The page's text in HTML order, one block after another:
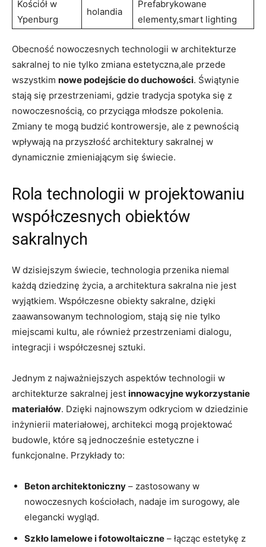
Kościół w
⁤Ypenburg
holandia
Prefabrykowane⁤
elementy,smart lighting
Obecność nowoczesnych ⁤technologii ⁤w architekturze
sakralnej to nie tylko zmiana estetyczna,ale przede
wszystkim nowe⁤ podejście do duchowości. Świątynie‍
stają się przestrzeniami, gdzie tradycja spotyka się z
nowoczesnością, co przyciąga ‌młodsze pokolenia.⁢
Zmiany te mogą budzić kontrowersje, ale z‌ pewnością
wpływają na przyszłość architektury sakralnej w ​
dynamicznie ⁤zmieniającym się ‌świecie.
Rola technologii w ‌projektowaniu
współczesnych obiektów
sakralnych
W⁣ dzisiejszym świecie, technologia przenika niemal
każdą dziedzinę życia,⁤ a architektura sakralna⁢ nie jest
wyjątkiem. Współczesne obiekty sakralne,⁢ dzięki⁤
zaawansowanym technologiom,⁤ stają ‍się nie tylko
miejscami kultu, ‌ale również ​przestrzeniami​ dialogu,
integracji i współczesnej sztuki.
Jednym z najważniejszych aspektów ⁢technologii w
architekturze sakralnej jest innowacyjne wykorzystanie
‌materiałów. Dzięki najnowszym ‍odkryciom⁢ w dziedzinie
inżynierii ⁢materiałowej, architekci mogą projektować⁤
budowle, które są jednocześnie estetyczne i
funkcjonalne. Przykłady to:
Beton architektoniczny – zastosowany w
nowoczesnych kościołach, nadaje im surogowy,⁤ ale
elegancki wygląd.
Szkło lamelowe i fotowoltaiczne – łącząc estetykę z